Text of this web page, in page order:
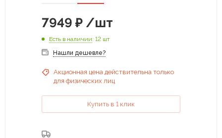
7949 ₽ /шт
Есть в наличии: 12 шт
Нашли дешевле?
Акционная цена действительна только
для физических лиц
Купить в 1 клик